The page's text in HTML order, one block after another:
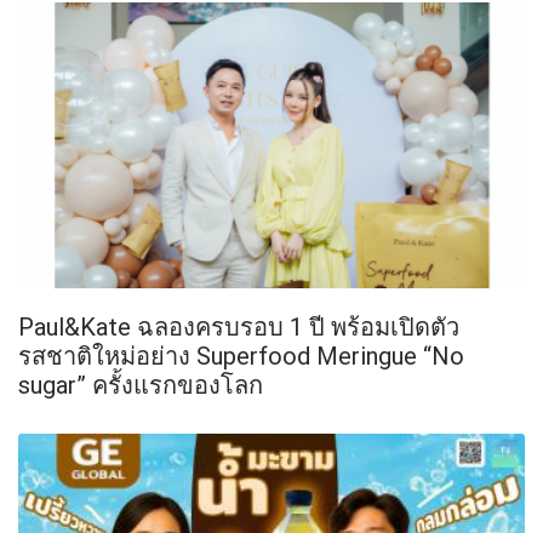
Paul&Kate ฉลองครบรอบ 1 ปี พร้อมเปิดตัว
รสชาติใหม่อย่าง Superfood Meringue “No
sugar” ครั้งแรกของโลก